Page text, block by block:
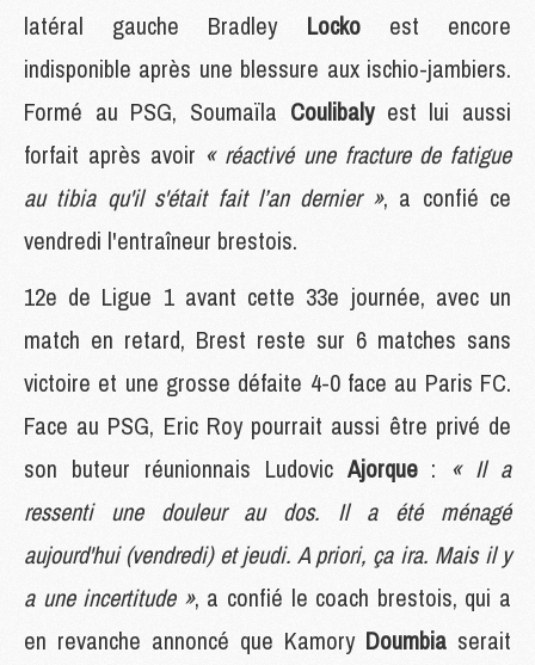
latéral gauche Bradley Locko est encore
indisponible après une blessure aux ischio-jambiers.
Formé au PSG, Soumaïla Coulibaly est lui aussi
forfait après avoir « réactivé une fracture de fatigue
au tibia qu'il s'était fait l’an dernier », a confié ce
vendredi l'entraîneur brestois.
12e de Ligue 1 avant cette 33e journée, avec un
match en retard, Brest reste sur 6 matches sans
victoire et une grosse défaite 4-0 face au Paris FC.
Face au PSG, Eric Roy pourrait aussi être privé de
son buteur réunionnais Ludovic Ajorque : « Il a
ressenti une douleur au dos. Il a été ménagé
aujourd'hui (vendredi) et jeudi. A priori, ça ira. Mais il y
a une incertitude », a confié le coach brestois, qui a
en revanche annoncé que Kamory Doumbia serait